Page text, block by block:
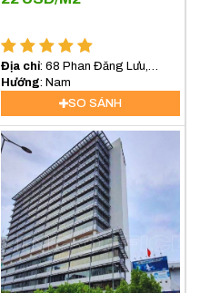
Địa chỉ: 68 Phan Đăng Lưu,
Phường 5, Phú Nhuận
Hướng
: Nam
SO SÁNH